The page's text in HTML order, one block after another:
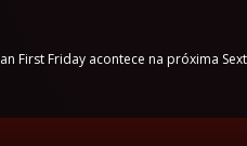
First Friday acontece na próxima